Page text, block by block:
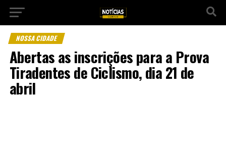
NOSSA CIDADE
Abertas as inscrições para a Prova
Tiradentes de Ciclismo, dia 21 de
abril